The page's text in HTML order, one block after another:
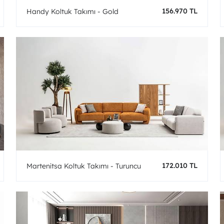
Handy Koltuk Takımı - Gold 156.970 TL
Martenitsa Koltuk Takımı - Turuncu 172.010 TL